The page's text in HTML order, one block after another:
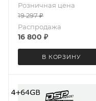
Розничная цена
19 297₽
Распродажа
16 800 ₽
В КОРЗИНУ